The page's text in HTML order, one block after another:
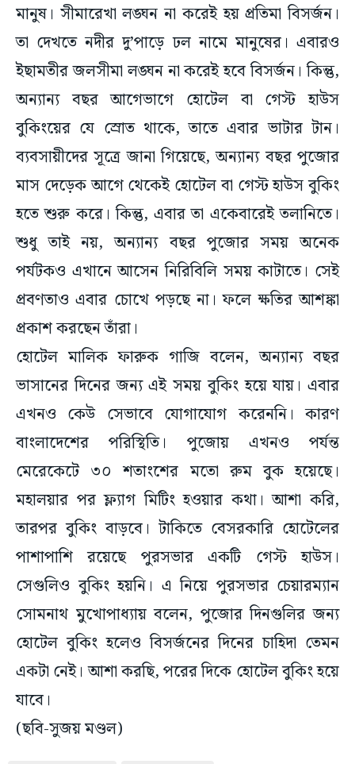
মানুষ। সীমারেখা লঙ্ঘন না করেই হয় প্রতিমা বিসর্জন।
তা দেখতে নদীর দু’পাড়ে ঢল নামে মানুষের। এবারও
ইছামতীর জলসীমা লঙ্ঘন না করেই হবে বিসর্জন। কিন্তু,
অন্যান্য বছর আগেভাগে হোটেল বা গেস্ট হাউস
বুকিংয়ের যে স্রোত থাকে, তাতে এবার ভাটার টান।
ব্যবসায়ীদের সূত্রে জানা গিয়েছে, অন্যান্য বছর পুজোর
মাস দেড়েক আগে থেকেই হোটেল বা গেস্ট হাউস বুকিং
হতে শুরু করে। কিন্তু, এবার তা একেবারেই তলানিতে।
শুধু তাই নয়, অন্যান্য বছর পুজোর সময় অনেক
পর্যটকও এখানে আসেন নিরিবিলি সময় কাটাতে। সেই
প্রবণতাও এবার চোখে পড়ছে না। ফলে ক্ষতির আশঙ্কা
প্রকাশ করছেন তাঁরা।
হোটেল মালিক ফারুক গাজি বলেন, অন্যান্য বছর
ভাসানের দিনের জন্য এই সময় বুকিং হয়ে যায়। এবার
এখনও কেউ সেভাবে যোগাযোগ করেননি। কারণ
বাংলাদেশের পরিস্থিতি। পুজোয় এখনও পর্যন্ত
মেরেকেটে ৩০ শতাংশের মতো রুম বুক হয়েছে।
মহালয়ার পর ফ্ল্যাগ মিটিং হওয়ার কথা। আশা করি,
তারপর বুকিং বাড়বে। টাকিতে বেসরকারি হোটেলের
পাশাপাশি রয়েছে পুরসভার একটি গেস্ট হাউস।
সেগুলিও বুকিং হয়নি। এ নিয়ে পুরসভার চেয়ারম্যান
সোমনাথ মুখোপাধ্যায় বলেন, পুজোর দিনগুলির জন্য
হোটেল বুকিং হলেও বিসর্জনের দিনের চাহিদা তেমন
একটা নেই। আশা করছি, পরের দিকে হোটেল বুকিং হয়ে
যাবে।
(ছবি-সুজয় মণ্ডল)